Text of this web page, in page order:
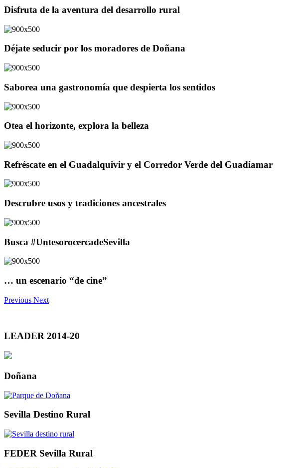
Disfruta de la aventura del desarrollo rural
Déjate seducir por los moradores de Doñana
Saborea una gastronomía que despierta los sentidos
Otea el horizonte, explora la belleza
Refréscate en el Guadalquivir y el Corredor Verde del Guadiamar
Descrubre usos y tradiciones ancestrales
Busca #UntesorocercadeSevilla
… un escenario “de cine”
Previous Next
LEADER 2014-20
Doñana
Sevilla Destino Rural
FEDER Sevilla Rural